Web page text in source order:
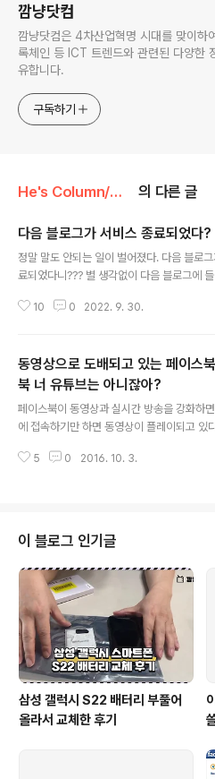
깜냥닷컴
깜냥닷컴은 4차산업혁명 시대를 맞이
록체인 등 ICT 트렌드와 관련된 다양한
유합니다.
구독하기
He's Column/Web2.0 의 다른 글
다음 블로그가 서비스 종료되었다?
정말 말도 안되는 일이 벌어졌다. 다음 블로
료되었다니??? 별 생각없이 다음 블로그에
것도 바로 오늘.. 9월 30일.. 최근에는 다음 블
정말 큰 충격을 받았다. 대한민국에서 검색 포
시작한 다음이 블로그 서비스를 종료하다니..
는 다음에서 검색해 봐도 네이버 블로그가 더
황이기는 했지만 그렇다고 종료까지 해서야
가 서비스 종료되고 티스토리로 이전해 준다
10 0 2022. 9. 30.
동영상으로 도배되고 있는 페이스
북 너 유튜브는 아니잖아?
페이스북이 동영상과 실시간 방송을 강화하
에 접속하기만 하면 동영상이 플레이되고 있
워지고 있다. 이제는 스크롤을 한참 내려야 내
게 되지는 않을까? 동영상으로 도배되고 있는
이스북 너 유튜브는 아니잖아? 점점 페이스북
티를 잃어가고 있는 것처럼 보이는 것은 나만
스북은 소셜네트워크서비스다. 하지만 최근에
츠 위주로 흘러가고 있는 게 아닌가 심히 염려
다. 동영상이 굉장히 좋은 콘텐츠이지만 난 그
..
5 0 2016. 10. 3.
이 블로그 인기글
삼성 갤럭시 S22 배터리 부풀어
올라서 교체한 후기